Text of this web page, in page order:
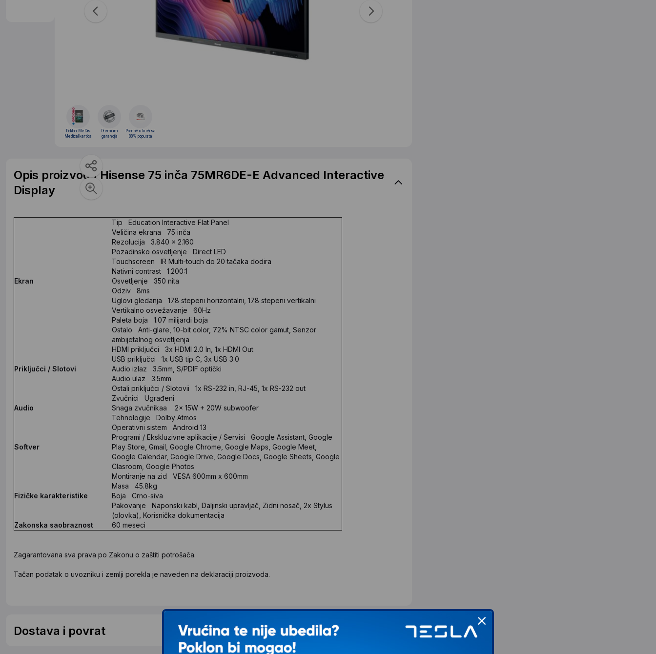
Poklon MeDis
Medical kartica
Premium
garancija
Pomoć u kući sa
88% popusta
Opis proizvoda Hisense 75 inča 75MR6DE-E Advanced Interactive
Display
Ekran
Tip Education Interactive Flat Panel
Veličina ekrana 75 inča
Rezolucija 3.840 x 2.160
Pozadinsko osvetljenje Direct LED
Touchscreen IR Multi-touch do 20 tačaka dodira
Nativni contrast 1.200:1
Osvetljenje 350 nita
Odziv 8ms
Uglovi gledanja 178 stepeni horizontalni, 178 stepeni vertikalni
Vertikalno osvežavanje 60Hz
Paleta boja 1.07 milijardi boja
Ostalo Anti-glare, 10-bit color, 72% NTSC color gamut, Senzor
ambijetalnog osvetljenja
Priključci / Slotovi
HDMI priključci 3x HDMI 2.0 In, 1x HDMI Out
USB priključci 1x USB tip C, 3x USB 3.0
Audio izlaz 3.5mm, S/PDIF optički
Audio ulaz 3.5mm
Ostali priključci / Slotovii 1x RS-232 in, RJ-45, 1x RS-232 out
Audio
Zvučnici Ugrađeni
Snaga zvučnikaa 2x 15W + 20W subwoofer
Tehnologije Dolby Atmos
Softver
Operativni sistem Android 13
Programi / Ekskluzivne aplikacije / Servisi Google Assistant, Google
Play Store, Gmail, Google Chrome, Google Maps, Google Meet,
Google Calendar, Google Drive, Google Docs, Google Sheets, Google
Clasroom, Google Photos
Fizičke karakteristike
Montiranje na zid VESA 600mm x 600mm
Masa 45.8kg
Boja Crno-siva
Pakovanje Naponski kabl, Daljinski upravljač, Zidni nosač, 2x Stylus
(olovka), Korisnička dokumentacija
Zakonska saobraznost
60 meseci
Zagarantovana sva prava po Zakonu o zaštiti potrošača.
Tačan podatak o uvozniku i zemlji porekla je naveden na deklaraciji proizvoda.
Dostava i povrat